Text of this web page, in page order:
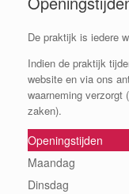
De praktijk is iedere
Indien de praktijk
website en via ons
waarneming verzorgt
zaken).
Openingstijden
Maandag
Dinsdag